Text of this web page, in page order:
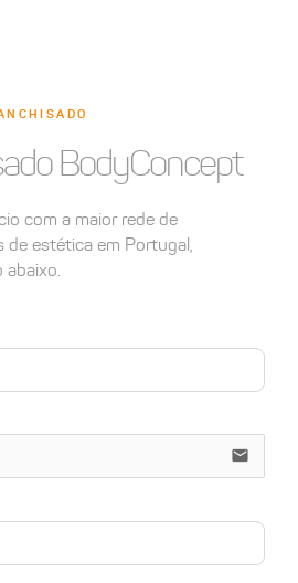
BodyConcept
com a maior rede de
de estética em Portugal,
abaixo.
email